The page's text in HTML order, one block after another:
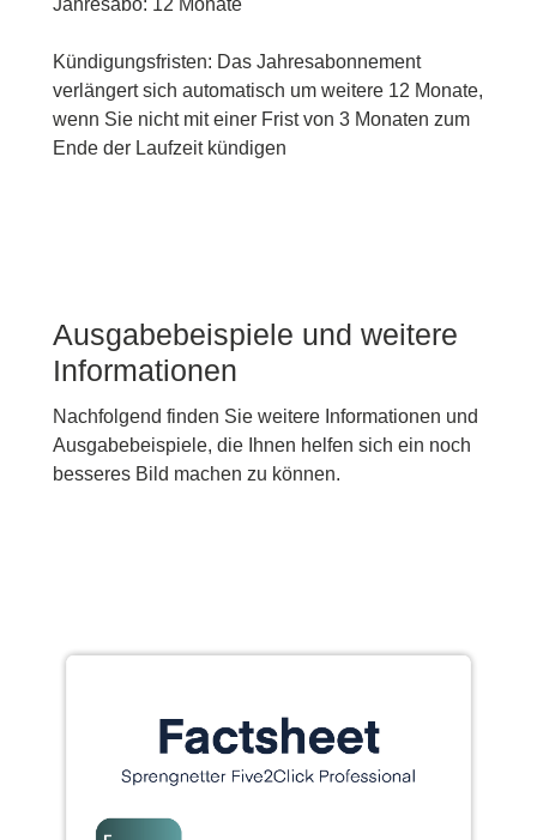
Jahresabo: 12 Monate
Kündigungsfristen: Das Jahresabonnement
verlängert sich automatisch um weitere 12 Monate,
wenn Sie nicht mit einer Frist von 3 Monaten zum
Ende der Laufzeit kündigen
Ausgabebeispiele und weitere
Informationen
Nachfolgend finden Sie weitere Informationen und
Ausgabebeispiele, die Ihnen helfen sich ein noch
besseres Bild machen zu können.